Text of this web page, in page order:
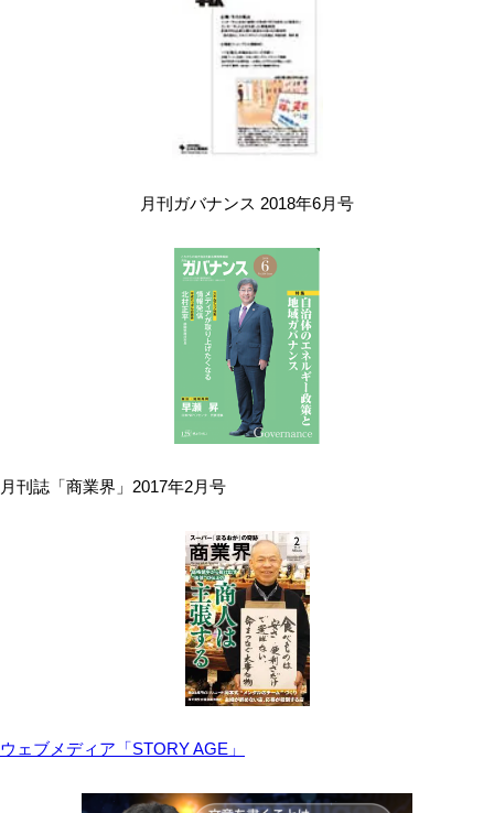
月刊ガバナンス 2018年6月号
月刊誌「商業界」2017年2月号
ウェブメディア「STORY AGE」